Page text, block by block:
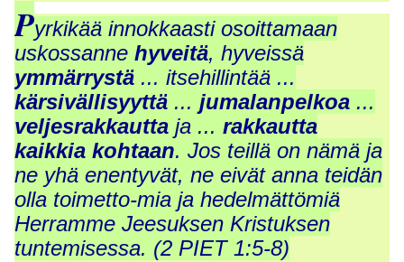
Pyrkikää innokkaasti osoittamaan
uskossannehyveitä, hyveissä
ymmärrystä ... itsehillintää ...
kärsivällisyyttä ...jumalanpelkoa ...
veljesrakkautta ja ...rakkautta
kaikkia kohtaan. Jos teillä on nämä ja
ne yhä enentyvät, ne eivät anna teidän
olla toimetto-mia ja hedelmättömiä
Herramme Jeesuksen Kristuksen
tuntemisessa. (2 PIET 1:5-8)